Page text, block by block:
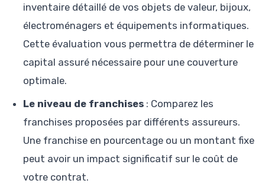
inventaire détaillé de vos objets de valeur, bijoux,
électroménagers et équipements informatiques.
Cette évaluation vous permettra de déterminer le
capital assuré nécessaire pour une couverture
optimale.
Le niveau de franchises : Comparez les
franchises proposées par différents assureurs.
Une franchise en pourcentage ou un montant fixe
peut avoir un impact significatif sur le coût de
votre contrat.